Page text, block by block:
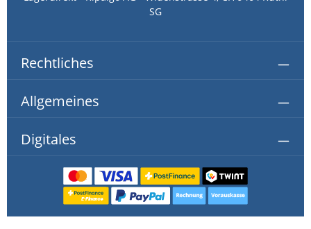
SG
Rechtliches
Allgemeines
Digitales